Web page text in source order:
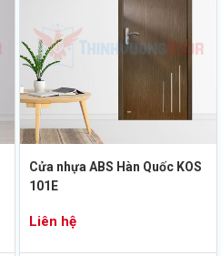
Cửa nhựa ABS Hàn Quốc KOS
101E
Liên hệ